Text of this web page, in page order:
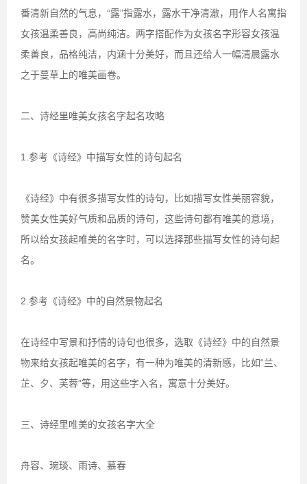
番清新自然的气息，“露”指露水，露水干净清澈，用作人名寓指
女孩温柔善良，高尚纯洁。两字搭配作为女孩名字形容女孩温
柔善良，品格纯洁，内涵十分美好，而且还给人一幅清晨露水
之于蔓草上的唯美画卷。
二、诗经里唯美女孩名字起名攻略
1.参考《诗经》中描写女性的诗句起名
《诗经》中有很多描写女性的诗句，比如描写女性美丽容貌，
赞美女性美好气质和品质的诗句，这些诗句都有唯美的意境，
所以给女孩起唯美的名字时，可以选择那些描写女性的诗句起
名。
2.参考《诗经》中的自然景物起名
在诗经中写景和抒情的诗句也很多，选取《诗经》中的自然景
物来给女孩起唯美的名字，有一种为唯美的清新感，比如“兰、
芷、夕、芙蓉”等，用这些字入名，寓意十分美好。
三、诗经里唯美的女孩名字大全
舟容、琬琰、雨诗、慕春